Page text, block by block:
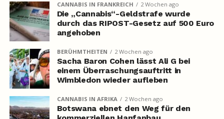
CANNABIS IN FRANKREICH 2 Wochen ago
Die „Cannabis“-Geldstrafe wurde
durch das RIPOST-Gesetz auf 500 Euro
angehoben
BERÜHMTHEITEN 2 Wochen ago
Sacha Baron Cohen lässt Ali G bei
einem Überraschungsauftritt in
Wimbledon wieder aufleben
CANNABIS IN AFRIKA 2 Wochen ago
Botswana ebnet den Weg für den